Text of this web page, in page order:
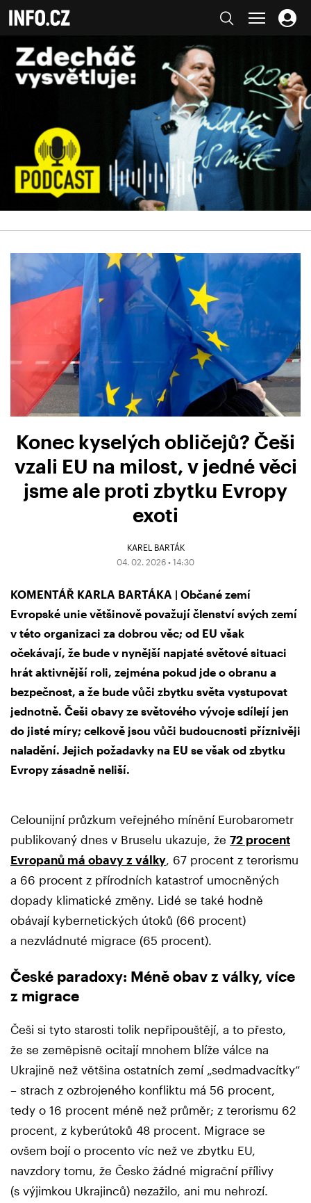
Konec kyselých obličejů? Češi
vzali EU na milost, v jedné věci
jsme ale proti zbytku Evropy
exoti
KAREL BARTÁK
04. 02. 2026 • 14:30
KOMENTÁŘ KARLA BARTÁKA | Občané zemí
Evropské unie většinově považují členství svých zemí
v této organizaci za dobrou věc; od EU však
očekávají, že bude v nynější napjaté světové situaci
hrát aktivnější roli, zejména pokud jde o obranu a
bezpečnost, a že bude vůči zbytku světa vystupovat
jednotně. Češi obavy ze světového vývoje sdílejí jen
do jisté míry; celkově jsou vůči budoucnosti příznivěji
naladění. Jejich požadavky na EU se však od zbytku
Evropy zásadně neliší.
Celounijní průzkum veřejného mínění Eurobarometr
publikovaný dnes v Bruselu ukazuje, že 72 procent
Evropanů má obavy z války, 67 procent z terorismu
a 66 procent z přírodních katastrof umocněných
dopady klimatické změny. Lidé se také hodně
obávají kybernetických útoků (66 procent)
a nezvládnuté migrace (65 procent).
České paradoxy: Méně obav z války, více
z migrace
Češi si tyto starosti tolik nepřipouštějí, a to přesto,
že se zeměpisně ocitají mnohem blíže válce na
Ukrajině než většina ostatních zemí „sedmadvacítky“
– strach z ozbrojeného konfliktu má 56 procent,
tedy o 16 procent méně než průměr; z terorismu 62
procent, z kyberútoků 48 procent. Migrace se
ovšem bojí o procento víc než ve zbytku EU,
navzdory tomu, že Česko žádné migrační přílivy
(s výjimkou Ukrajinců) nezažilo, ani mu nehrozí.